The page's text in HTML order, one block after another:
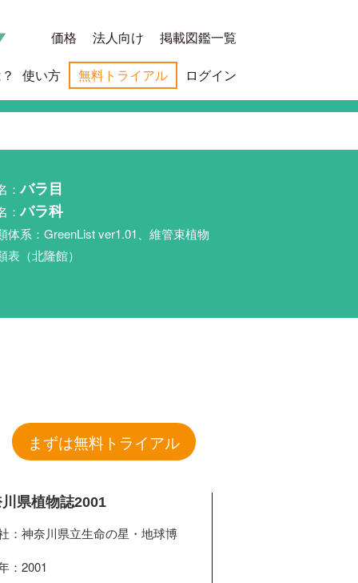
価格 法人向け 掲載図鑑一覧
使い方 無料トライアル ログイン
：バラ目
：バラ科
体系：GreenList ver1.01、維管束植物
表（北隆館）
まずは無料トライアル
県植物誌2001
：神奈川県立生命の星・地球博
：2001